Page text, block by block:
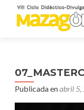
Publicada enabril 5,